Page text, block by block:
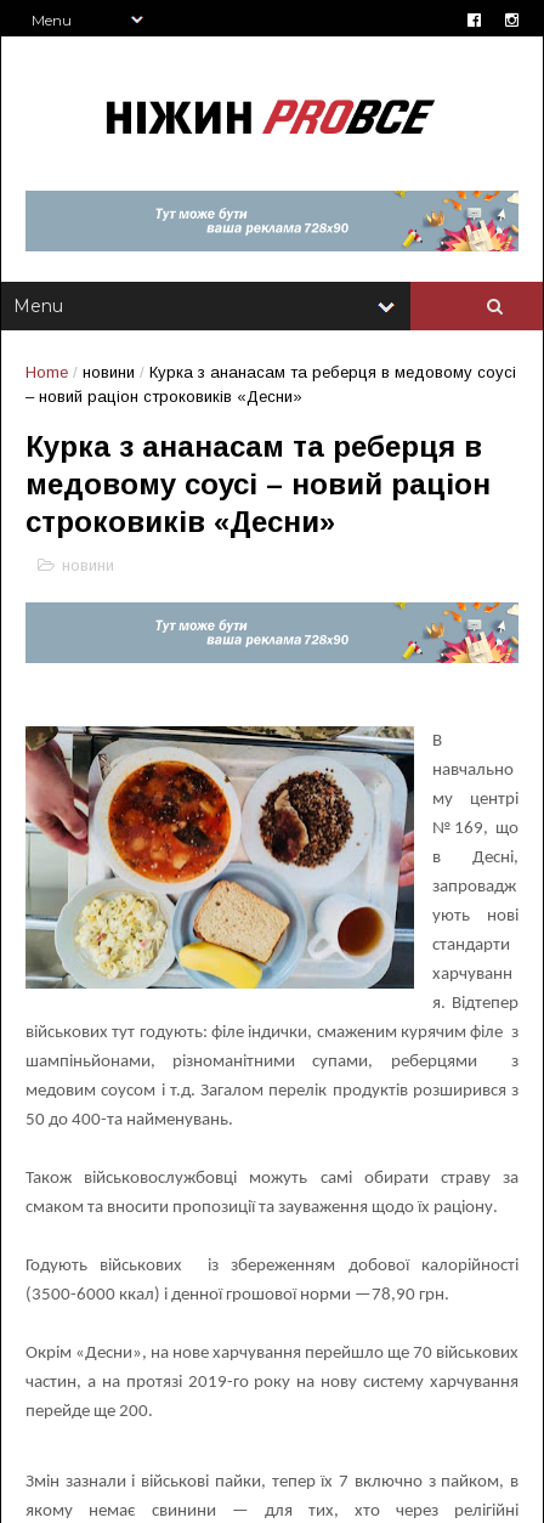
Home / новини / Курка з ананасам та реберця в медовому соусі
– новий раціон строковиків «Десни»
Курка з ананасам та реберця в
медовому соусі – новий раціон
строковиків «Десни»
новини
В
навчально
му центрі
№169, що
в Десні,
запровадж
ують нові
стандарти
харчуванн
я. Відтепер
військових тут годують: філе індички, смаженим курячим філе з
шампіньйонами, різноманітними супами, реберцями
з
медовим соусом і т.д. Загалом перелік продуктів розширився з
50 до 400-та найменувань.
Також військовослужбовці можуть самі обирати страву за
смаком та вносити пропозиції та зауваження щодо їх раціону.
Годують військових
із збереженням добової калорійності
(3500-6000 ккал) і денної грошової норми —78,90 грн.
Окрім «Десни», на нове харчування перейшло ще 70 військових
частин, а на протязі 2019-го року на нову систему харчування
перейде ще 200.
Змін зазнали і військові пайки, тепер їх 7 включно з пайком, в
якому немає свинини — для тих, хто через релігійні